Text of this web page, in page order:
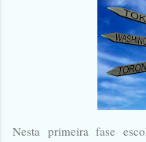
Nesta primeira fase